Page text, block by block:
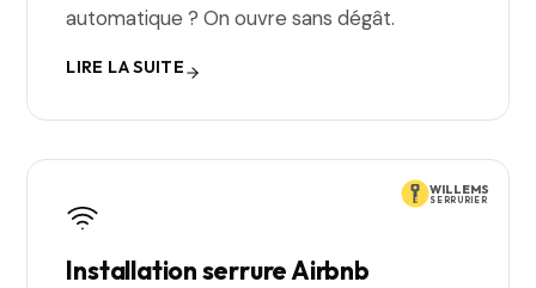
automatique ? On ouvre sans dégât.
LIRE LA SUITE
WILLEMS
SERRURIER
Installation serrure Airbnb